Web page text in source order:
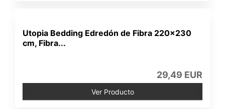
Utopia Bedding Edredón de Fibra 220x230
cm, Fibra...
29,49 EUR
Ver Producto